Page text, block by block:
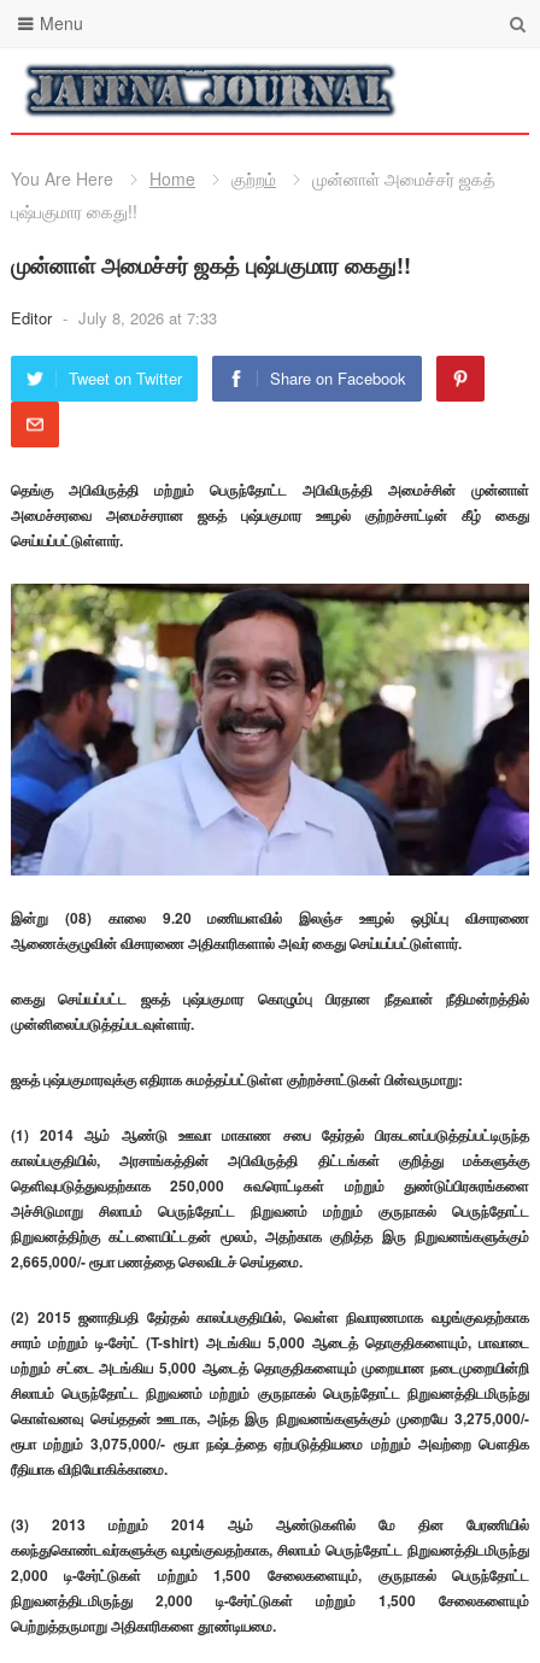
Menu
You Are Here Home குற்றம்
முன்னாள் அமைச்சர் ஜகத்
புஷ்பகுமார கைது!!
முன்னாள் அமைச்சர் ஜகத் புஷ்பகுமார கைது!!
Editor - July 8, 2026 at 7:33
Tweet on Twitter Share on Facebook
தெங்கு அபிவிருத்தி மற்றும் பெருந்தோட்ட அபிவிருத்தி அமைச்சின் முன்னாள்
அமைச்சரவை அமைச்சரான ஜகத் புஷ்பகுமார ஊழல் குற்றச்சாட்டின் கீழ் கைது
செய்யப்பட்டுள்ளார்.
இன்று (08) காலை 9.20 மணியளவில் இலஞ்ச ஊழல் ஒழிப்பு விசாரணை
ஆணைக்குழுவின் விசாரணை அதிகாரிகளால் அவர் கைது செய்யப்பட்டுள்ளார்.
கைது செய்யப்பட்ட ஜகத் புஷ்பகுமார கொழும்பு பிரதான நீதவான் நீதிமன்றத்தில்
முன்னிலைப்படுத்தப்படவுள்ளார்.
ஜகத் புஷ்பகுமாரவுக்கு எதிராக சுமத்தப்பட்டுள்ள குற்றச்சாட்டுகள் பின்வருமாறு:
(1) 2014 ஆம் ஆண்டு ஊவா மாகாண சபை தேர்தல் பிரகடனப்படுத்தப்பட்டிருந்த
காலப்பகுதியில், அரசாங்கத்தின் அபிவிருத்தி திட்டங்கள் குறித்து மக்களுக்கு
தெளிவுபடுத்துவதற்காக 250,000 சுவரொட்டிகள் மற்றும் துண்டுப்பிரசுரங்களை
அச்சிடுமாறு சிலாபம் பெருந்தோட்ட நிறுவனம் மற்றும் குருநாகல் பெருந்தோட்ட
நிறுவனத்திற்கு கட்டளையிட்டதன் மூலம், அதற்காக குறித்த இரு நிறுவனங்களுக்கும்
2,665,000/- ரூபா பணத்தை செலவிடச் செய்தமை.
(2) 2015 ஜனாதிபதி தேர்தல் காலப்பகுதியில், வெள்ள நிவாரணமாக வழங்குவதற்காக
சாரம் மற்றும் டி-சேர்ட் (T-shirt) அடங்கிய 5,000 ஆடைத் தொகுதிகளையும், பாவாடை
மற்றும் சட்டை அடங்கிய 5,000 ஆடைத் தொகுதிகளையும் முறையான நடைமுறையின்றி
சிலாபம் பெருந்தோட்ட நிறுவனம் மற்றும் குருநாகல் பெருந்தோட்ட நிறுவனத்திடமிருந்து
கொள்வனவு செய்ததன் ஊடாக, அந்த இரு நிறுவனங்களுக்கும் முறையே 3,275,000/-
ரூபா மற்றும் 3,075,000/- ரூபா நஷ்டத்தை ஏற்படுத்தியமை மற்றும் அவற்றை பௌதிக
ரீதியாக விநியோகிக்காமை.
(3) 2013 மற்றும் 2014 ஆம் ஆண்டுகளில் மே தின பேரணியில்
கலந்துகொண்டவர்களுக்கு வழங்குவதற்காக, சிலாபம் பெருந்தோட்ட நிறுவனத்திடமிருந்து
2,000 டி-சேர்ட்டுகள் மற்றும் 1,500 சேலைகளையும், குருநாகல் பெருந்தோட்ட
நிறுவனத்திடமிருந்து 2,000 டி-சேர்ட்டுகள் மற்றும் 1,500 சேலைகளையும்
பெற்றுத்தருமாறு அதிகாரிகளை தூண்டியமை.